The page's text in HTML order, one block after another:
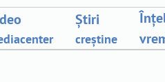
Știri
creștine